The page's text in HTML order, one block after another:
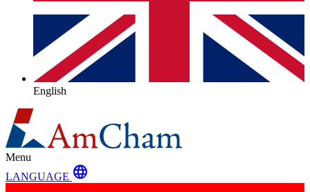
English
Menu
LANGUAGE language